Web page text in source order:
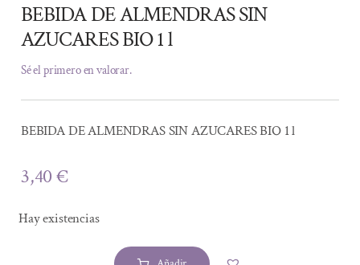
BEBIDA DE ALMENDRAS SIN
AZUCARES BIO 1 l
Sé el primero en valorar.
BEBIDA DE ALMENDRAS SIN AZUCARES BIO 1 l
3,40€
Hay existencias